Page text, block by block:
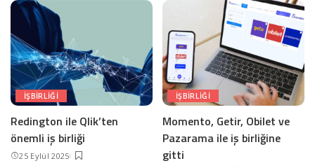
IŞBIRLIĞI
Redington ile Qlik’ten
önemli iş birliği
25 Eylül 2025
IŞBIRLIĞI
Momento, Getir, Obilet ve
Pazarama ile iş birliğine
gitti